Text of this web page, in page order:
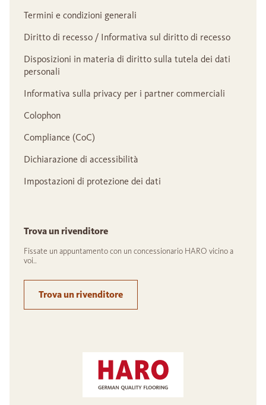
Termini e condizioni generali
Diritto di recesso / Informativa sul diritto di recesso
Disposizioni in materia di diritto sulla tutela dei dati
personali
Informativa sulla privacy per i partner commerciali
Colophon
Compliance (CoC)
Dichiarazione di accessibilità
Impostazioni di protezione dei dati
Trova un rivenditore
Fissate un appuntamento con un concessionario HARO vicino a
voi..
Trova un rivenditore